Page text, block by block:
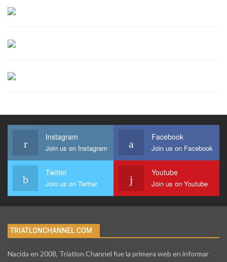
Instagram
Join us on Instagram
Facebook
Join us on Facebook
Twitter
Join us on Twitter
Youtube
Join us on Youtube
TRIATLONCHANNEL.COM
Nacida en 2008, Triatlon Channel fue la primera web en informar